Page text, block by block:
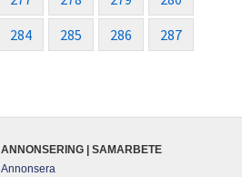
284 285 286
287
ANNONSERING | SAMARBETE
Annonsera